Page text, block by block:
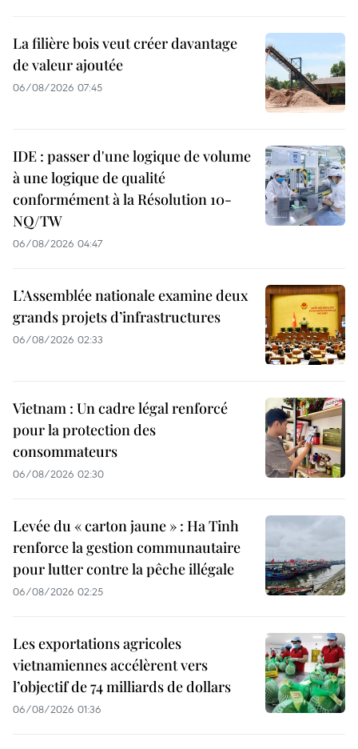
La filière bois veut créer davantage
de valeur ajoutée
06/08/2026 07:45
IDE : passer d'une logique de volume
à une logique de qualité
conformément à la Résolution 10-
NQ/TW
06/08/2026 04:47
L’Assemblée nationale examine deux
grands projets d’infrastructures
06/08/2026 02:33
Vietnam : Un cadre légal renforcé
pour la protection des
consommateurs
06/08/2026 02:30
Levée du « carton jaune » : Ha Tinh
renforce la gestion communautaire
pour lutter contre la pêche illégale
06/08/2026 02:25
Les exportations agricoles
vietnamiennes accélèrent vers
l’objectif de 74 milliards de dollars
06/08/2026 01:36